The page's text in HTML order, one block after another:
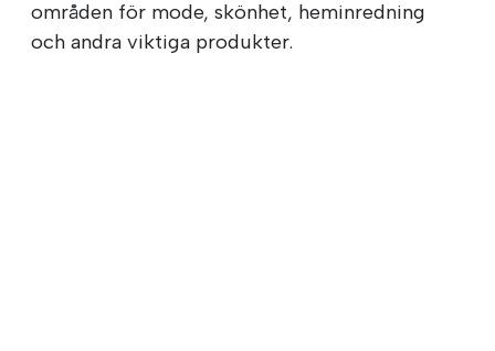
områden för mode, skönhet, heminredning
och andra viktiga produkter.